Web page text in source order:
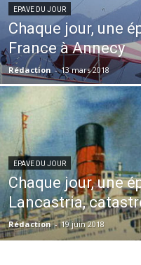
EPAVE DU JOUR
Chaque jour, une
France à Annecy
Rédaction - 13 mars 2018
EPAVE DU JOUR
Chaque jour, une
Lancastria,
Rédaction - 19 juin 2018